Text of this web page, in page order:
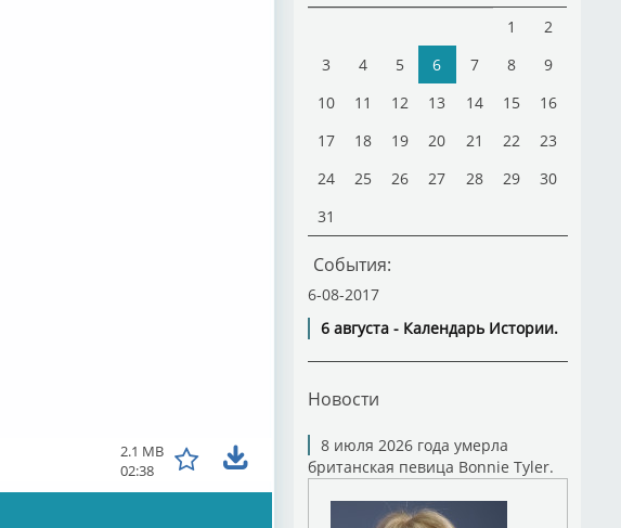
2.1 MB
02:38
1
2
3
4 5 6 7 8
9
10
11 12 13 14 15
16
17
18 19 20 21 22
23
24
25 26 27 28 29
30
31
События:
6-08-2017
6 августа - Календарь Истории.
Новости
8 июля 2026 года умерла
британская певица Bonnie Tyler.